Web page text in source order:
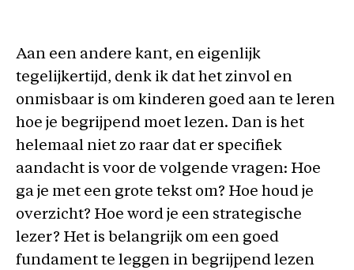
Aan een andere kant, en eigenlijk
tegelijkertijd, denk ik dat het zinvol en
onmisbaar is om kinderen goed aan te leren
hoe je begrijpend moet lezen. Dan is het
helemaal niet zo raar dat er specifiek
aandacht is voor de volgende vragen: Hoe
ga je met een grote tekst om? Hoe houd je
overzicht? Hoe word je een strategische
lezer? Het is belangrijk om een goed
fundament te leggen in begrijpend lezen